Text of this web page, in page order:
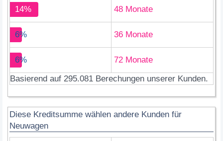
14% 48 Monate
6% 36 Monate
6%
72 Monate
Basierend auf 295.081 Berechungen unserer Kunden.
Diese Kreditsumme wählen andere Kunden für
Neuwagen